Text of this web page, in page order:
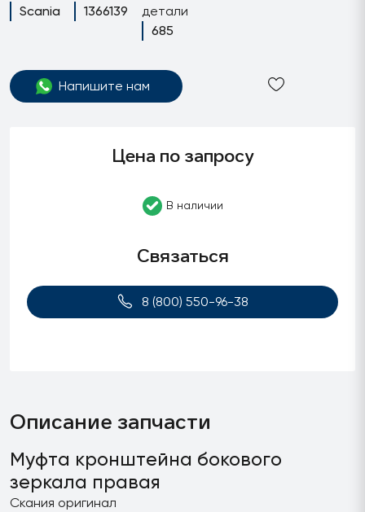
Scania
1366139
детали
685
Напишите нам
Цена по запросу
В наличии
Связаться
8 (800) 550-96-38
Описание запчасти
Муфта кронштейна бокового
зеркала правая
Скания оригинал